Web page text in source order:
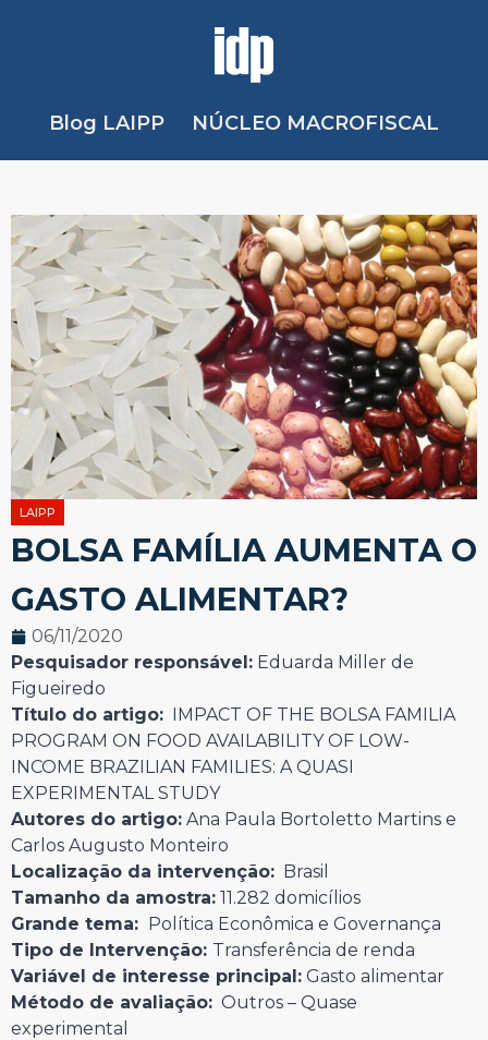
Blog LAIPP NÚCLEO MACROFISCAL
LAIPP
BOLSA FAMÍLIA AUMENTA O
GASTO ALIMENTAR?
06/11/2020
Pesquisador responsável: Eduarda Miller de
Figueiredo
Título do artigo: IMPACT OF THE BOLSA FAMILIA
PROGRAM ON FOOD AVAILABILITY OF LOW-
INCOME BRAZILIAN FAMILIES: A QUASI
EXPERIMENTAL STUDY
Autores do artigo: Ana Paula Bortoletto Martins e
Carlos Augusto Monteiro
Localização da intervenção: Brasil
Tamanho da amostra: 11.282 domicílios
Grande tema: Política Econômica e Governança
Tipo de Intervenção: Transferência de renda
Variável de interesse principal: Gasto alimentar
Método de avaliação: Outros – Quase
experimental